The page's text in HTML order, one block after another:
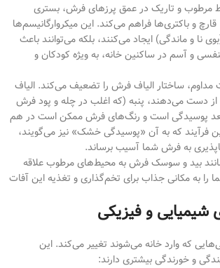
مرطوب و تاریک در عمق پرزهای فرش، بستری
و باکتری‌ها فراهم می‌کند. این میکروارگانیسم‌ها
نا و ماندگی) ایجاد می‌کنند، بلکه می‌توانند باعث
و آسم در ساکنین خانه، به ویژه کودکان و
مداوم، ساختار الیاف فرش را تضعیف می‌کند. الیاف
دست می‌دهند، پنبه (که اغلب در چله و پود فرش
پوسیدگی است و رنگ‌های فرش ممکن است در هم
فرآیند که به آن «پوسیدگی خشک» نیز می‌گویند،
به فرش شما آسیب برساند.
بید و سوسک فرش به محیط‌های مرطوب علاقه
را به مکانی جذاب برای تخم‌گذاری و تغذیه این آفات
که وارد خانه می‌شوند تغییر می‌کند. این
و خورندگی بیشتری دارند: